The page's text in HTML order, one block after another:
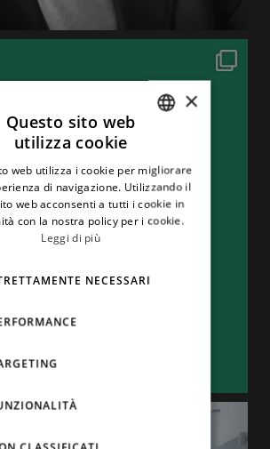
ENGLISH
×
Questo sito web
utilizza cookie
web utilizza i cookie per migliorare
di navigazione. Utilizzando il
web acconsenti a tutti i cookie in
con la nostra policy per i cookie.
Leggi di più
NECESSARI